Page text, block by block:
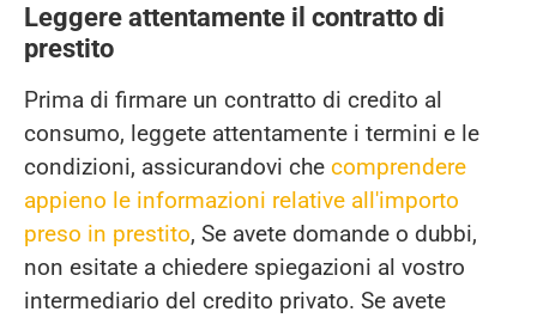
Leggere attentamente il contratto di
prestito
Prima di firmare un contratto di credito al
consumo, leggete attentamente i termini e le
condizioni, assicurandovi che comprendere
appieno le informazioni relative all'importo
preso in prestito, Se avete domande o dubbi,
non esitate a chiedere spiegazioni al vostro
intermediario del credito privato. Se avete